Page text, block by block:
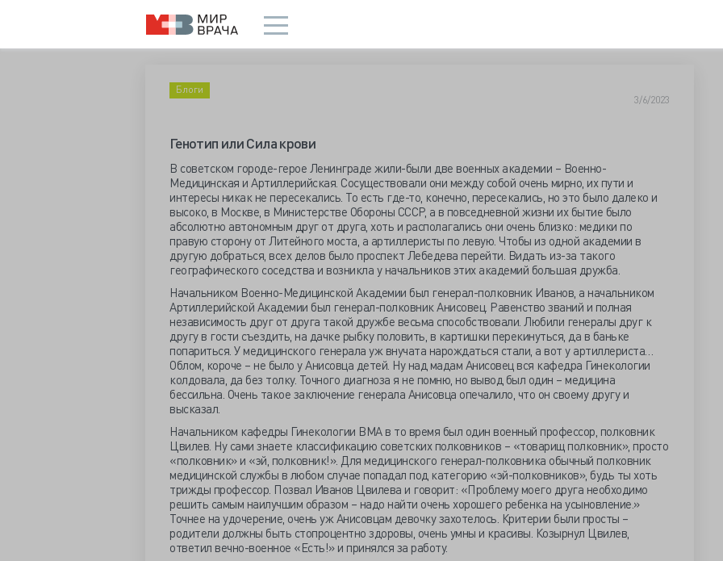
Блоги
3/6/2023
Генотип или Сила крови
В советском городе-герое Ленинграде жили-были две военных академии – Военно-
Медицинская и Артиллерийская. Сосуществовали они между собой очень мирно, их пути и
интересы никак не пересекались. То есть где-то, конечно, пересекались, но это было далеко и
высоко, в Москве, в Министерстве Обороны СССР, а в повседневной жизни их бытие было
абсолютно автономным друг от друга, хоть и располагались они очень близко: медики по
правую сторону от Литейного моста, а артиллеристы по левую. Чтобы из одной академии в
другую добраться, всех делов было проспект Лебедева перейти. Видать из-за такого
географического соседства и возникла у начальников этих академий большая дружба.
Начальником Военно-Медицинской Академии был генерал-полковник Иванов, а начальником
Артиллерийской Академии был генерал-полковник Анисовец. Равенство званий и полная
независимость друг от друга такой дружбе весьма способствовали. Любили генералы друг к
другу в гости съездить, на дачке рыбку половить, в картишки перекинуться, да в баньке
попариться. У медицинского генерала уж внучата нарождаться стали, а вот у артиллериста…
Облом, короче – не было у Анисовца детей. Ну над мадам Анисовец вся кафедра Гинекологии
колдовала, да без толку. Точного диагноза я не помню, но вывод был один – медицина
бессильна. Очень такое заключение генерала Анисовца опечалило, что он своему другу и
высказал.
Начальником кафедры Гинекологии ВМА в то время был один военный профессор, полковник
Цвилев. Ну сами знаете классификацию советских полковников – «товарищ полковник», просто
«полковник» и «эй, полковник!». Для медицинского генерал-полковника обычный полковник
медицинской службы в любом случае попадал под категорию «эй-полковников», будь ты хоть
трижды профессор. Позвал Иванов Цвилева и говорит: «Проблему моего друга необходимо
решить самым наилучшим образом – надо найти очень хорошего ребенка на усыновление.»
Точнее на удочерение, очень уж Анисовцам девочку захотелось. Критерии были просты –
родители должны быть стопроцентно здоровы, очень умны и красивы. Козырнул Цвилев,
ответил вечно-военное «Есть!» и принялся за работу.